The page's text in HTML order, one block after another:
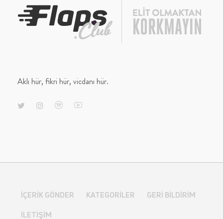
Aklı hür, fikri hür, vicdanı hür.
İÇERIK GÖNDER KATEGORILER
GERI BILDIRIM
İLETIŞIM